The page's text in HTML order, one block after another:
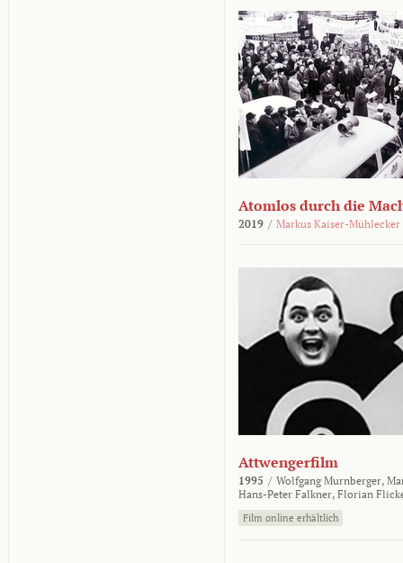
Atomlos durch die
2019 / Markus Kaiser-Mühlecker
Attwengerfilm
1995 / Wolfgang Murnberger,
Hans-Peter Falkner, Florian
Film online erhältlich